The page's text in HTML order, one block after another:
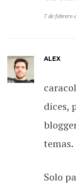
7 de febrero
ALEX
dices,
temas.
Solo